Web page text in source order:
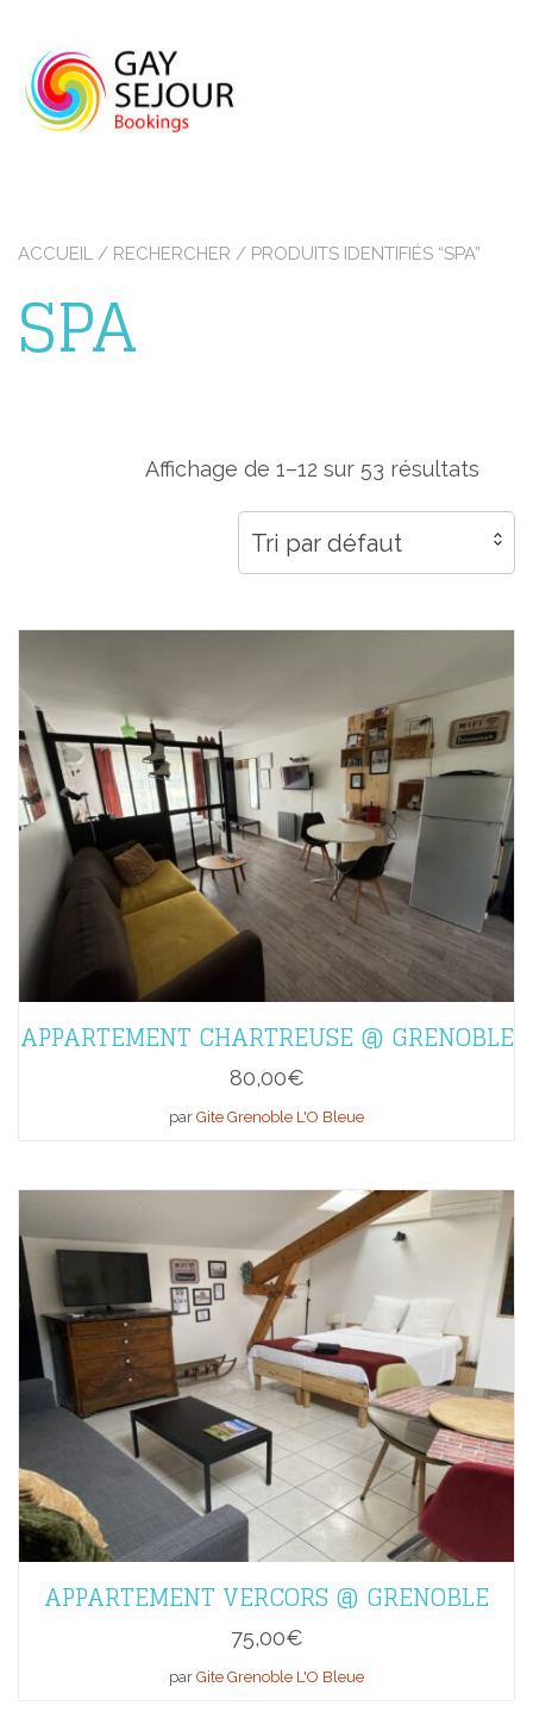
content
ACCUEIL / RECHERCHER / PRODUITS IDENTIFIÉS “SPA”
SPA
Affichage de 1–12 sur 53 résultats
Tri par défaut
APPARTEMENT CHARTREUSE @ GRENOBLE
80,00€
par Gite Grenoble L'O Bleue
APPARTEMENT VERCORS @ GRENOBLE
75,00€
par Gite Grenoble L'O Bleue